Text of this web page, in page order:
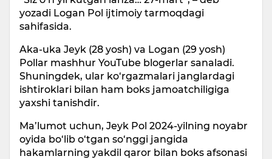
yozadi Logan Pol ijtimoiy tarmoqdagi
sahifasida.
Aka-uka Jeyk (28 yosh) va Logan (29 yosh)
Pollar mashhur YouTube blogerlar sanaladi.
Shuningdek, ular ko‘rgazmalari janglardagi
ishtiroklari bilan ham boks jamoatchiligiga
yaxshi tanishdir.
Ma’lumot uchun, Jeyk Pol 2024-yilning noyabr
oyida bo‘lib o‘tgan so‘nggi jangida
hakamlarning yakdil qaror bilan boks afsonasi